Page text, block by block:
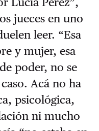
jueces en uno
leer. “Esa
y mujer, esa
poder, no se
Acá no ha
psicológica,
ni mucho